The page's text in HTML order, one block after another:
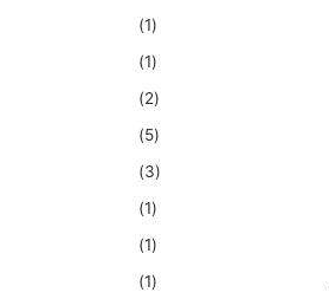
(1)
(1)
(2)
(5)
(3)
(1)
(1)
(1)